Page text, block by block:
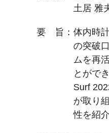
土居 雅
要 旨：体内時計
の突破
ムを再
とがで
Surf
が取り
性を紹